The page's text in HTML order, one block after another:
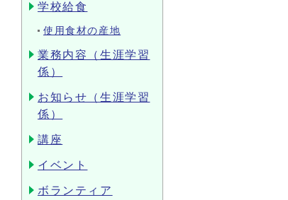
学校給食
使用食材の産地
業務内容（生涯学習
係）
お知らせ（生涯学習
係）
講座
イベント
ボランティア